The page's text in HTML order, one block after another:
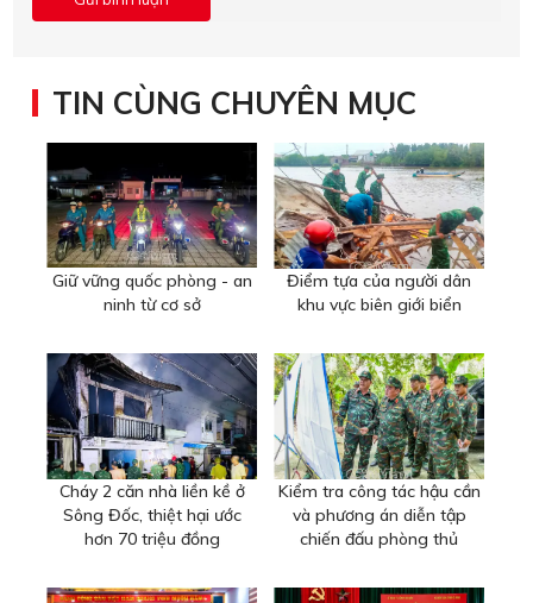
TIN CÙNG CHUYÊN MỤC
Giữ vững quốc phòng - an
ninh từ cơ sở
Điểm tựa của người dân
khu vực biên giới biển
Cháy 2 căn nhà liền kề ở
Sông Đốc, thiệt hại ước
hơn 70 triệu đồng
Kiểm tra công tác hậu cần
và phương án diễn tập
chiến đấu phòng thủ